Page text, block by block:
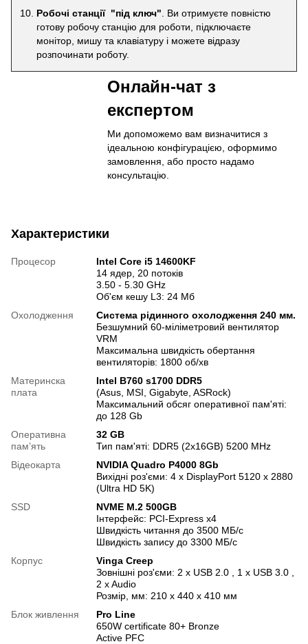
Робочі станції "під ключ" . Ви отримуєте повністю
готову робочу станцію для роботи, підключаєте
монітор, мишу та клавіатуру і можете відразу
розпочинати роботу.
Онлайн-чат з
експертом
Ми допоможемо вам визначитися з
ідеальною конфігурацією, оформимо
замовлення, або просто надамо
консультацію.
Характеристики
Процесор
Intel Core i5 14600KF
14 ядер, 20 потоків
3.50 - 5.30 GHz
Об'єм кешу L3: 24 Мб
Охолодження
Система рідинного охолодження 240 мм.
Безшумний 60-міліметровий вентилятор
VRM
Максимальна швидкість обертання
вентиляторів: 1800 об/хв
Материнска
плата
Intel B760 s1700 DDR5
(Asus, MSI, Gigabyte, ASRock)
Максимальний обсяг оперативної пам'яті:
до 128 Gb
Оперативна
памʼять
32 GB
Тип пам'яті: DDR5 (2x16GB) 5200 MHz
Відеокарта
NVIDIA Quadro P4000 8Gb
Вихідні роз'єми: 4 x DisplayPort 5120 x 2880
(Ultra HD 5K)
SSD
NVME M.2 500GB
Інтерфейс: PCI-Express x4
Швидкість читання до 3500 МБ/с
Швидкість запису до 3300 МБ/с
Корпус
Vinga Creep
Зовнішні роз'єми: 2 x USB 2.0 , 1 x USB 3.0 ,
2 x Audio
Розмір, мм: 210 х 440 х 410 мм
Блок живлення
Pro Line
650W certificate 80+ Bronze
Active PFC